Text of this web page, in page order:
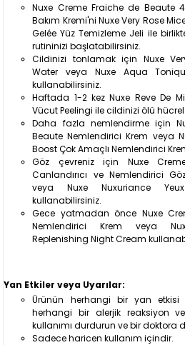
Nuxe Creme Fraiche de Beaute
Bakım Kremi'ni Nuxe Very Rose
Gelée Yüz Temizleme Jeli ile
rutininizi başlatabilirsiniz.
Cildinizi tonlamak için Nuxe
Water veya Nuxe Aqua
kullanabilirsiniz.
Haftada 1-2 kez Nuxe Reve De
Vücut Peelingi ile cildinizi ölü
Daha fazla nemlendirme için
Beaute Nemlendirici Krem veya
Boost Çok Amaçlı Nemlendirici
Göz çevreniz için Nuxe
Canlandırıcı ve Nemlendirici
veya Nuxe Nuxuriance
kullanabilirsiniz.
Gece yatmadan önce Nuxe
Nemlendirici Krem veya
Replenishing Night Cream
Yan Etkiler veya Uyarılar:
Ürünün herhangi bir yan etkisi
herhangi bir alerjik reaksiyon
kullanımı durdurun ve bir doktora
Sadece haricen kullanım içindir.